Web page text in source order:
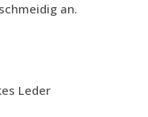
an.
Leder